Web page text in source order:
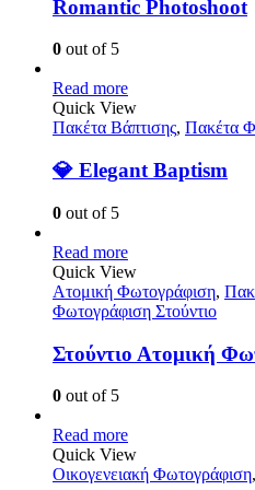
Romantic Photoshoot
0 out of 5
Read more
Quick View
Πακέτα Βάπτισης, Πακέτα
💎 Elegant Baptism
0 out of 5
Read more
Quick View
Ατομική Φωτογράφιση,
Φωτογράφιση Στούντιο
Στούντιο Ατομική
0 out of 5
Read more
Quick View
Οικογενειακή Φωτογράφιση,